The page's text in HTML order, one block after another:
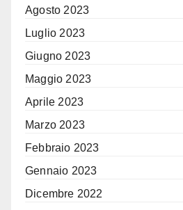
Agosto 2023
Luglio 2023
Giugno 2023
Maggio 2023
Aprile 2023
Marzo 2023
Febbraio 2023
Gennaio 2023
Dicembre 2022